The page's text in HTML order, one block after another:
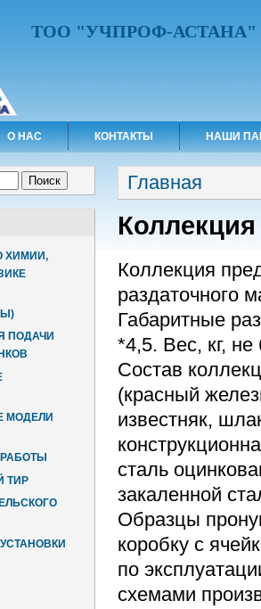
ТОО "УЧПРОФ-АСТАНА"
О НАС КОНТАКТЫ НАШИ
ХИМИИ,
ПОДАЧИ
МОДЕЛИ
ТИР
Вы здесь
Главная
Коллекция
раздаточного
Габаритные
*4,5. Вес, кг,
Состав
(красный
известняк,
сталь
закаленной
Образцы
коробку с
по
схемами